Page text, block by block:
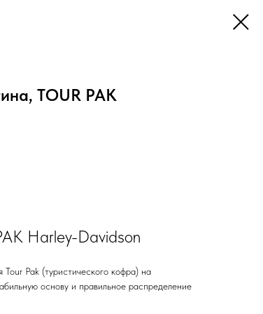
TOUR PAK
Harley-Davidson
Pak (туристического кофра) на
основу и правильное распределение